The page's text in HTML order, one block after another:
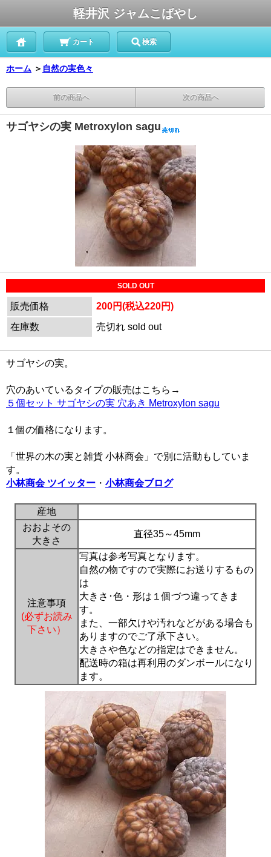
軽井沢 ジャムこばやし
カート 検索
ホーム ＞ 自然の実色々
前の商品へ 次の商品へ
サゴヤシの実 Metroxylon sagu
SOLD OUT
販売価格
200円(税込220円)
在庫数
売切れ sold out
サゴヤシの実。
穴のあいているタイプの販売はこちら→
５個セット サゴヤシの実 穴あき Metroxylon sagu
１個の価格になります。
「世界の木の実と雑貨 小林商会」で別に活動もしていま
す。
小林商会 ツイッター ・ 小林商会ブログ
産地
おおよその
大きさ
直径35～45mm
注意事項
(必ずお読み
下さい）
写真は参考写真となります。
自然の物ですので実際にお送りするもの
は
大きさ･色・形は１個づつ違ってきま
す。
また、一部欠けや汚れなどがある場合も
ありますのでご了承下さい。
大きさや色などの指定はできません。
配送時の箱は再利用のダンボールになり
ます。